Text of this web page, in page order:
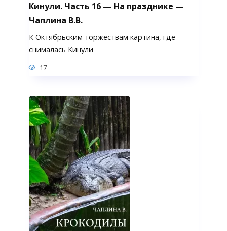
Кинули. Часть 16 — На празднике —
Чаплина В.В.
К Октябрьским торжествам картина, где
снималась Кинули
17